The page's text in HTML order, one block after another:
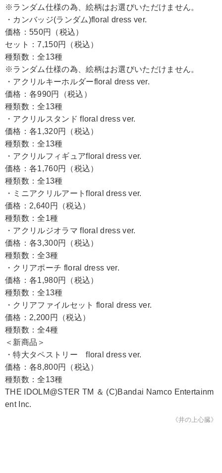
※ランダム仕様の為、絵柄はお選びいただけません。
・カンバッジ(ランダム)floral dress ver.
価格：550円（税込）
セット：7,150円（税込）
種類数：全13種
※ランダム仕様の為、絵柄はお選びいただけません。
・アクリルキーホルダーfloral dress ver.
価格：各990円（税込）
種類数：全13種
・アクリルスタンド floral dress ver.
価格：各1,320円（税込）
種類数：全13種
・アクリルフィギュアfloral dress ver.
価格：各1,760円（税込）
種類数：全13種
・ミニアクリルアートfloral dress ver.
価格：2,640円（税込）
種類数：全1種
・アクリルジオラマ floral dress ver.
価格：各3,300円（税込）
種類数：全3種
・クリアポーチ floral dress ver.
価格：各1,980円（税込）
種類数：全13種
・クリアファイルセット floral dress ver.
価格：2,200円（税込）
種類数：全4種
＜新商品＞
・特大タペストリー floral dress ver.
価格：各8,800円（税込）
種類数：全13種
THE IDOLM@STER TM ＆ (C)Bandai Namco Entertainm
ent Inc.
《井の上心臓》